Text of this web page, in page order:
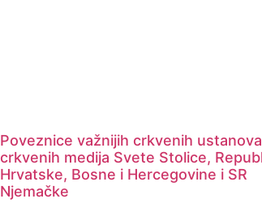
Poveznice važnijih crkvenih
crkvenih medija Svete Stolice,
Hrvatske, Bosne i Hercegovine i SR
Njemačke